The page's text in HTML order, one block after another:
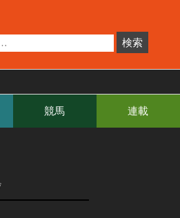
競馬 連載